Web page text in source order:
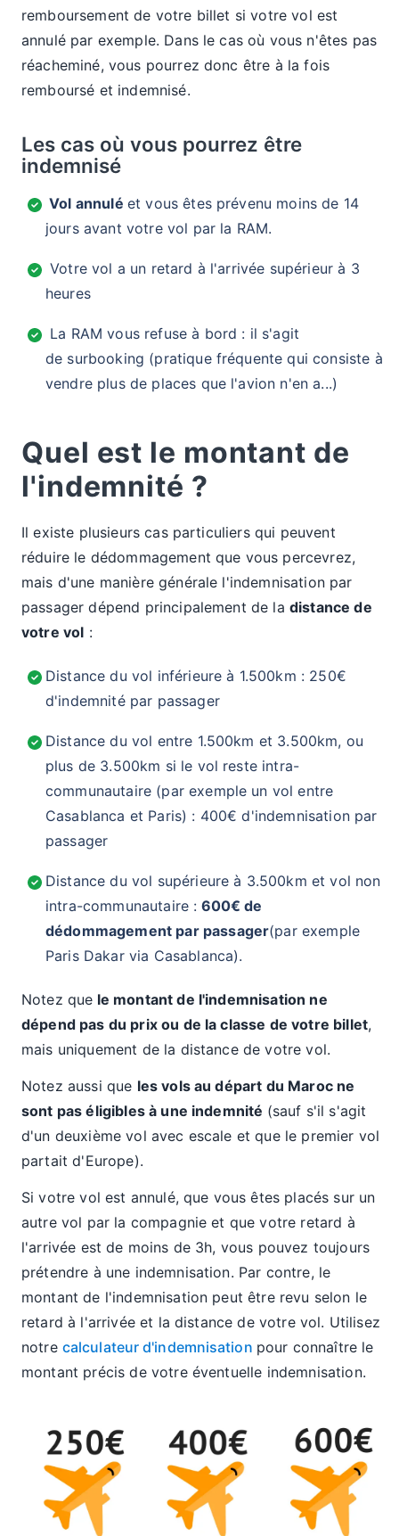
remboursement de votre billet si votre vol est
annulé par exemple. Dans le cas où vous n'êtes pas
réacheminé, vous pourrez donc être à la fois
remboursé et indemnisé.
Les cas où vous pourrez être
indemnisé
Vol annulé et vous êtes prévenu moins de 14
jours avant votre vol par la RAM.
Votre vol a un retard à l'arrivée supérieur à 3
heures
La RAM vous refuse à bord : il s'agit
de surbooking (pratique fréquente qui consiste à
vendre plus de places que l'avion n'en a...)
Quel est le montant de
l'indemnité ?
Il existe plusieurs cas particuliers qui peuvent
réduire le dédommagement que vous percevrez,
mais d'une manière générale l'indemnisation par
passager dépend principalement de la distance de
votre vol :
Distance du vol inférieure à 1.500km : 250€
d'indemnité par passager
Distance du vol entre 1.500km et 3.500km, ou
plus de 3.500km si le vol reste intra-
communautaire (par exemple un vol entre
Casablanca et Paris) : 400€ d'indemnisation par
passager
Distance du vol supérieure à 3.500km et vol non
intra-communautaire : 600€ de
dédommagement par passager(par exemple
Paris Dakar via Casablanca).
Notez que le montant de l'indemnisation ne
dépend pas du prix ou de la classe de votre billet,
mais uniquement de la distance de votre vol.
Notez aussi que les vols au départ du Maroc ne
sont pas éligibles à une indemnité (sauf s'il s'agit
d'un deuxième vol avec escale et que le premier vol
partait d'Europe).
Si votre vol est annulé, que vous êtes placés sur un
autre vol par la compagnie et que votre retard à
l'arrivée est de moins de 3h, vous pouvez toujours
prétendre à une indemnisation. Par contre, le
montant de l'indemnisation peut être revu selon le
retard à l'arrivée et la distance de votre vol. Utilisez
notre calculateur d'indemnisation pour connaître le
montant précis de votre éventuelle indemnisation.